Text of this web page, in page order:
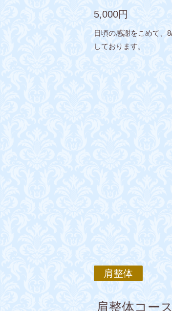
5,000円
日頃の感謝をこめて、
しております。
肩整体
肩整体コー